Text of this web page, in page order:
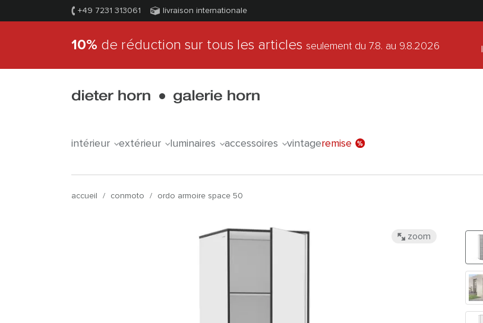
+49 7231 313061 livraison internationale
10% de réduction sur tous les articles seulement du 7.8. au 9.8.2026
intérieur extérieur luminaires accessoires vintageremise
accueil / conmoto / ordo armoire space 50
zoom